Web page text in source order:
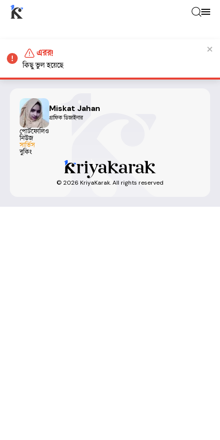
Miskat Jahan
গ্রাফিক ডিজাইনার
পোর্টফোলিও
নিউজ
সার্ভিস
বুকিং
© 2026 KriyaKarak. All rights reserved
এরর!
কিছু ভুল হয়েছে